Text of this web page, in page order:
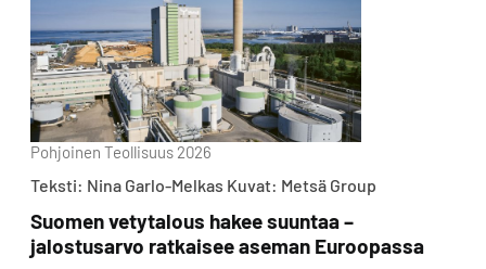
Pohjoinen Teollisuus 2026
Teksti: Nina Garlo-Melkas Kuvat: Metsä Group
Suomen vetytalous hakee suuntaa –
jalostusarvo ratkaisee aseman Euroopassa